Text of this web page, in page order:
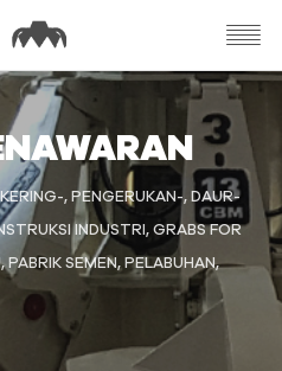
, PENGERUKAN-, DAUR-
INDUSTRI, GRABS FOR
SEMEN, PELABUHAN,